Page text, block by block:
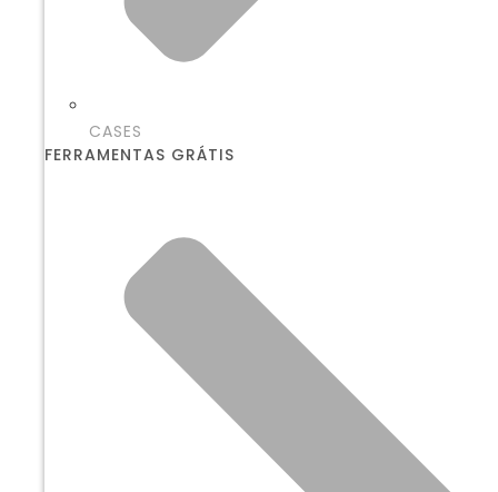
CASES
FERRAMENTAS GRÁTIS